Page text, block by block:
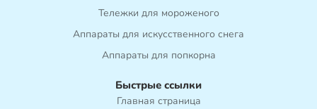
Тележки для мороженого
Аппараты для искусственного снега
Аппараты для попкорна
Быстрые ссылки
Главная страница